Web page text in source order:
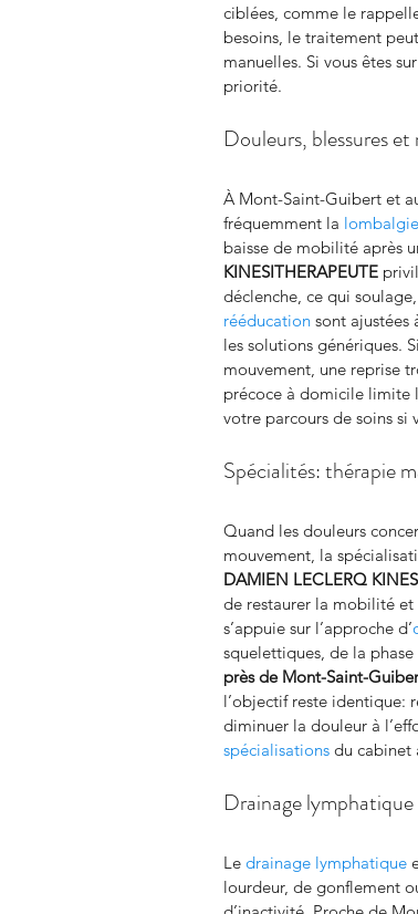
ciblées, comme le
besoins, le traitement
manuelles. Si vous êtes
priorité.
Douleurs, blessures
À Mont-Saint-Guibert et
fréquemment la lombalgie
baisse de mobilité après
KINESITHERAPEUTE
déclenche, ce qui
rééducation sont
les solutions génériques.
mouvement, une reprise
précoce à domicile limite
votre parcours de soins si
Spécialités: thérapie
Quand les douleurs
mouvement, la
DAMIEN LECLERQ
de restaurer la mobilité et
s’appuie sur l’approche d’
squelettiques, de la
près de Mont-Saint-
l’objectif reste identique:
diminuer la douleur à
spécialisations du cabinet
Drainage
Le drainage lymphatique
lourdeur, de gonflement